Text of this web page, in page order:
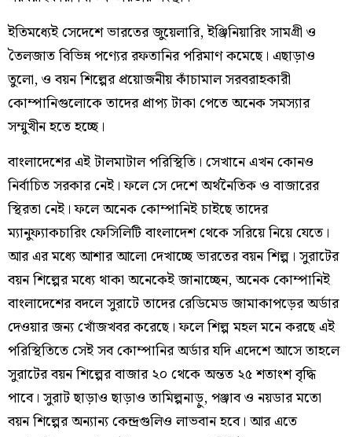
ইতিমধ্যেই সেদেশে ভারতের জুয়েলারি, ইঞ্জিনিয়ারিং সামগ্রী ও
তৈলজাত বিভিন্ন পণ্যের রফতানির পরিমাণ কমেছে। এছাড়াও
তুলো, ও বয়ন শিল্পের প্রয়োজনীয় কাঁচামাল সরবরাহকারী
কোম্পানিগুলোকে তাদের প্রাপ্য টাকা পেতে অনেক সমস্যার
সম্মুখীন হতে হচ্ছে।
বাংলাদেশের এই টালমাটাল পরিস্থিতি। সেখানে এখন কোনও
নির্বাচিত সরকার নেই। ফলে সে দেশে অর্থনৈতিক ও বাজারের
স্থিরতা নেই। ফলে অনেক কোম্পানিই চাইছে তাদের
ম্যানুফ্যাকচারিং ফেসিলিটি বাংলাদেশ থেকে সরিয়ে নিয়ে যেতে।
আর এর মধ্যে আশার আলো দেখাচ্ছে ভারতের বয়ন শিল্প। সুরাটের
বয়ন শিল্পের মধ্যে থাকা অনেকেই জানাচ্ছেন, অনেক কোম্পানিই
বাংলাদেশের বদলে সুরাটে তাদের রেডিমেড জামাকাপড়ের অর্ডার
দেওয়ার জন্য খোঁজখবর করেছে। ফলে শিল্প মহল মনে করছে এই
পরিস্থিতিতে সেই সব কোম্পানির অর্ডার যদি এদেশে আসে তাহলে
সুরাটের বয়ন শিল্পের বাজার ২০ থেকে অন্তত ২৫ শতাংশ বৃদ্ধি
পাবে। সুরাট ছাড়াও ছাড়াও তামিল্পনাড়ু, পঞ্জাব ও নয়ডার মতো
বয়ন শিল্পের অন্যান্য কেন্দ্রগুলিও লাভবান হবে। আর এতে